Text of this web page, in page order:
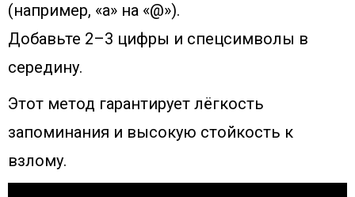
(например, «а» на «@»).
Добавьте 2–3 цифры и спецсимволы в
середину.
Этот метод гарантирует лёгкость
запоминания и высокую стойкость к
взлому.